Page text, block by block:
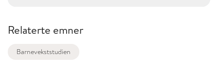
Relaterte emner
Barnevekststudien